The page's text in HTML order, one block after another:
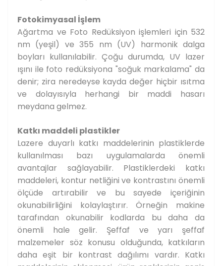
Fotokimyasal İşlem
Ağartma ve Foto Redüksiyon işlemleri için 532
nm (yeşil) ve 355 nm (UV) harmonik dalga
boyları kullanılabilir. Çoğu durumda, UV lazer
ışını ile foto redüksiyona "soğuk markalama" da
denir; zira neredeyse kayda değer hiçbir ısıtma
ve dolayısıyla herhangi bir maddi hasarı
meydana gelmez.
Katkı maddeli plastikler
Lazere duyarlı katkı maddelerinin plastiklerde
kullanılması bazı uygulamalarda önemli
avantajlar sağlayabilir. Plastiklerdeki katkı
maddeleri, kontur netliğini ve kontrastını önemli
ölçüde artırabilir ve bu sayede içeriğinin
okunabilirliğini kolaylaştırır. Örneğin makine
tarafından okunabilir kodlarda bu daha da
önemli hale gelir. Şeffaf ve yarı şeffaf
malzemeler söz konusu olduğunda, katkıların
daha eşit bir kontrast dağılımı vardır. Katkı